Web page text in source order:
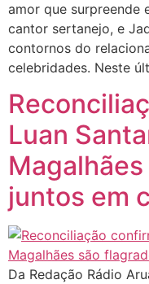
amor que surpreende
cantor sertanejo, e
contornos do
celebridades. Neste
Luan
juntos em
Da Redação Rádio